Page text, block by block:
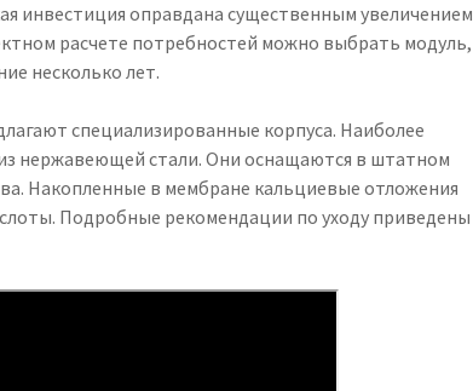
инвестиция оправдана существенным увеличением
расчете потребностей можно выбрать модуль,
несколько лет.
специализированные корпуса. Наиболее
нержавеющей стали. Они оснащаются в штатном
Накопленные в мембране кальциевые отложения
Подробные рекомендации по уходу приведены